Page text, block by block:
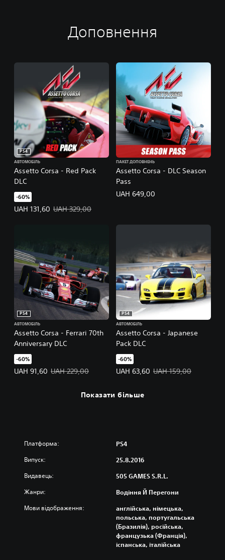
Доповнення
Assetto Corsa - Red Pack
DLC
PS4
АВТОМОБІЛЬ
-60%
UAH 131,60
Ціна пропозиції: UAH 131,60. Початкова ціна: UAH 329,00.
UAH 329,00
Assetto Corsa - DLC Season
Pass
ПАКЕТ ДОПОВНЕНЬ
UAH 649,00
Assetto Corsa - Ferrari 70th
Anniversary DLC
PS4
АВТОМОБІЛЬ
-60%
UAH 91,60
Ціна пропозиції: UAH 91,60. Початкова ціна: UAH 229,00.
UAH 229,00
Assetto Corsa - Japanese
Pack DLC
PS4
АВТОМОБІЛЬ
-60%
UAH 63,60
Ціна пропозиції: UAH 63,60.
UAH 159,00
Показати більше
Платформа: PS4
Випуск: 25.8.2016
Видавець: 505 GAMES S.R.L.
Жанри: Водіння Й Перегони
Мови відображення:
англійська, німецька,
польська, португальська
(Бразилія), російська,
французька (Франція),
іспанська, італійська